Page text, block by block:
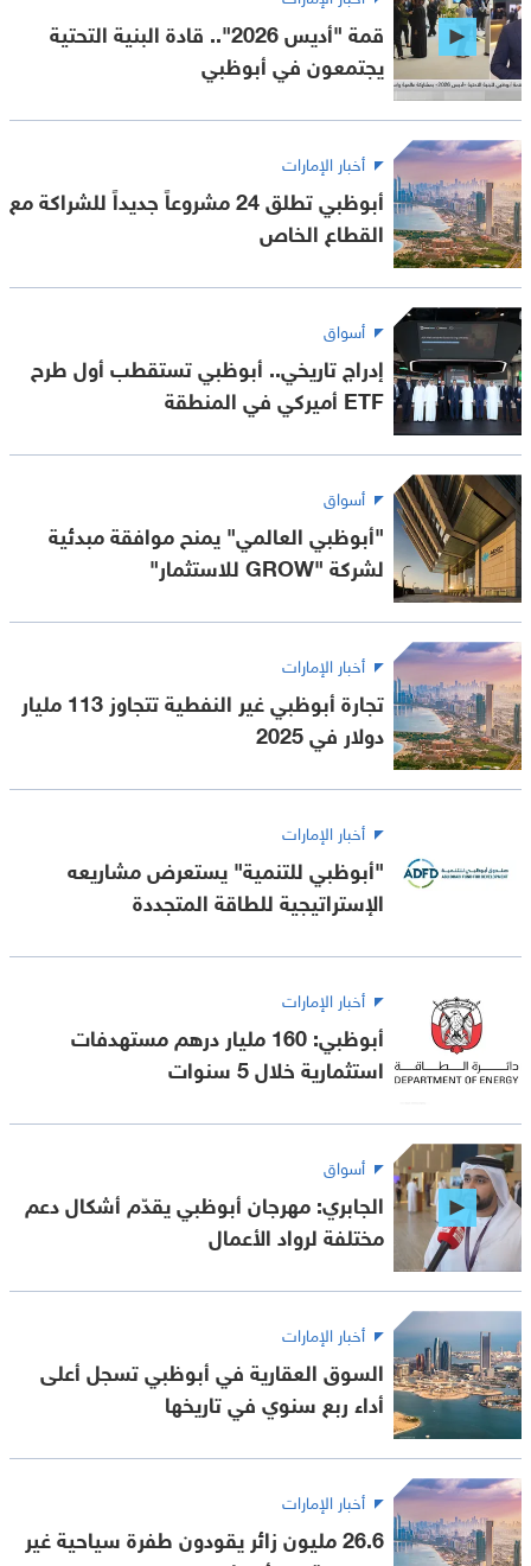
قمة "أديس 2026".. قادة البنية التحتية
يجتمعون في أبوظبي
أخبار الإمارات
أبوظبي تطلق 24 مشروعاً جديداً للشراكة مع
القطاع الخاص
أسواق
إدراج تاريخي.. أبوظبي تستقطب أول طرح
ETF أميركي في المنطقة
أسواق
"أبوظبي العالمي" يمنح موافقة مبدئية
لشركة "GROW للاستثمار"
أخبار الإمارات
تجارة أبوظبي غير النفطية تتجاوز 113 مليار
دولار في 2025
أخبار الإمارات
"أبوظبي للتنمية" يستعرض مشاريعه
الإستراتيجية للطاقة المتجددة
أخبار الإمارات
أبوظبي: 160 مليار درهم مستهدفات
استثمارية خلال 5 سنوات
أسواق
الجابري: مهرجان أبوظبي يقدّم أشكال دعم
مختلفة لرواد الأعمال
أخبار الإمارات
السوق العقارية في أبوظبي تسجل أعلى
أداء ربع سنوي في تاريخها
أخبار الإمارات
26.6 مليون زائر يقودون طفرة سياحية غير